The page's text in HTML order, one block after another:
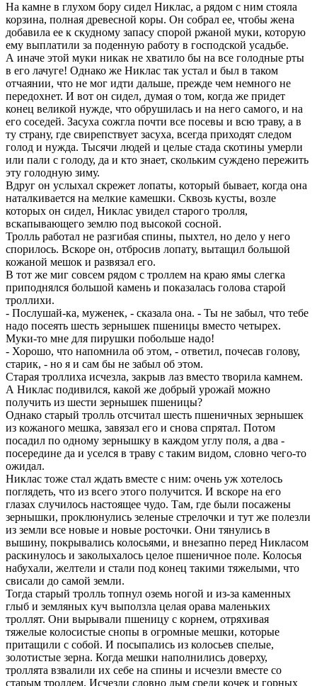
На камне в глухом бору сидел Никлас, а рядом с ним стояла
корзина, полная древесной коры. Он собрал ее, чтобы жена
добавила ее к скудному запасу спорой ржаной муки, которую
ему выплатили за поденную работу в господской усадьбе.
А иначе этой муки никак не хватило бы на все голодные рты
в его лачуге! Однако же Никлас так устал и был в таком
отчаянии, что не мог идти дальше, прежде чем немного не
передохнет. И вот он сидел, думая о том, когда же придет
конец великой нужде, что обрушилась и на него самого, и на
его соседей. Засуха сожгла почти все посевы и всю траву, а в
ту страну, где свирепствует засуха, всегда приходят следом
голод и нужда. Тысячи людей и целые стада скотины умерли
или пали с голоду, да и кто знает, скольким суждено пережить
эту голодную зиму.
Вдруг он услыхал скрежет лопаты, который бывает, когда она
наталкивается на мелкие камешки. Сквозь кусты, возле
которых он сидел, Никлас увидел старого тролля,
вскапывающего землю под высокой сосной.
Тролль работал не разгибая спины, пыхтел, но дело у него
спорилось. Вскоре он, отбросив лопату, вытащил большой
кожаной мешок и развязал его.
В тот же миг совсем рядом с троллем на краю ямы слегка
приподнялся большой камень и показалась голова старой
троллихи.
- Послушай-ка, муженек, - сказала она. - Ты не забыл, что тебе
надо посеять шесть зернышек пшеницы вместо четырех.
Муки-то мне для пирушки побольше надо!
- Хорошо, что напомнила об этом, - ответил, почесав голову,
старик, - но я и сам бы не забыл об этом.
Старая троллиха исчезла, закрыв лаз вместо творила камнем.
А Никлас подивился, какой же добрый урожай можно
получить из шести зернышек пшеницы?
Однако старый тролль отсчитал шесть пшеничных зернышек
из кожаного мешка, завязал его и снова спрятал. Потом
посадил по одному зернышку в каждом углу поля, а два -
посередине да и уселся в траву с таким видом, словно чего-то
ожидал.
Никлас тоже стал ждать вместе с ним: очень уж хотелось
поглядеть, что из всего этого получится. И вскоре на его
глазах случилось настоящее чудо. Там, где были посажены
зернышки, проклюнулись зеленые стрелочки и тут же полезли
из земли все новые и новые росточки. Они тянулись в
вышину, покрывались колосьями, и внезапно перед Никласом
раскинулось и заколыхалось целое пшеничное поле. Колосья
набухали, желтели и стали под конец такими тяжелыми, что
свисали до самой земли.
Тогда старый тролль топнул оземь ногой и из-за каменных
глыб и земляных куч выползла целая орава маленьких
троллят. Они вырывали пшеницу с корнем, отряхивая
тяжелые колосистые снопы в огромные мешки, которые
притащили с собой. И посыпались из колосьев спелые,
золотистые зерна. Когда мешки наполнились доверху,
троллята взвалили их себе на спины и исчезли вместе со
старым троллем. Исчезли словно дым среди кочек и горных